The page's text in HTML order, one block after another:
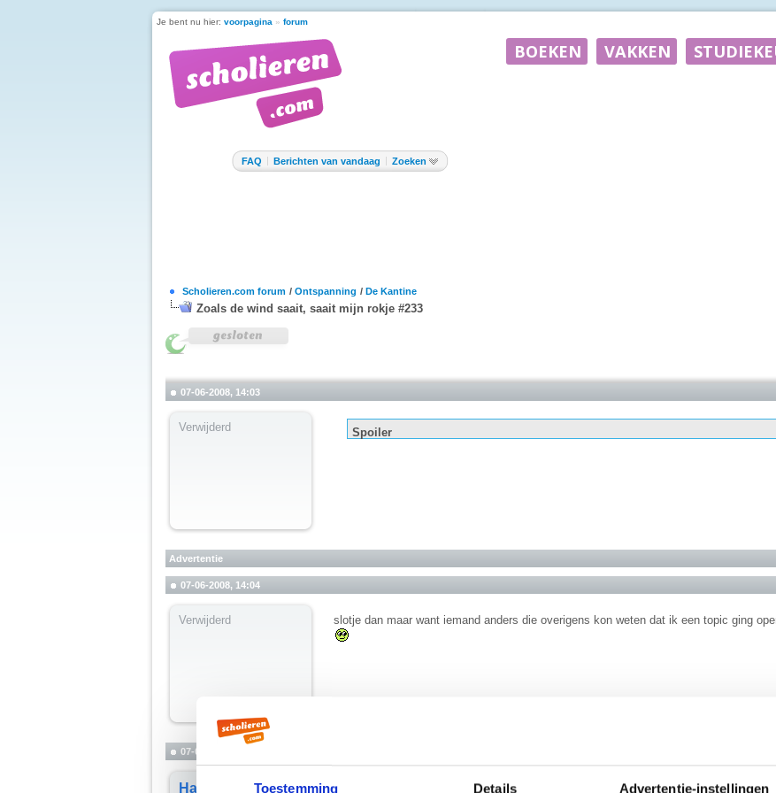
Toestemming Details Advertentie-instellingen
Je bent nu hier: voorpagina » forum
FAQ Berichten van vandaag Zoeken
Scholieren.com forum / Ontspanning / De Kantine
Zoals de wind saait, saait mijn rokje #233
07-06-2008, 14:03
Verwijderd Spoiler
Advertentie
07-06-2008, 14:04
Verwijderd slotje dan maar want iemand anders die overigens kon weten dat ik een topic ging
07-06-2008, 14:24
Hanneke
Nou, oké dan.